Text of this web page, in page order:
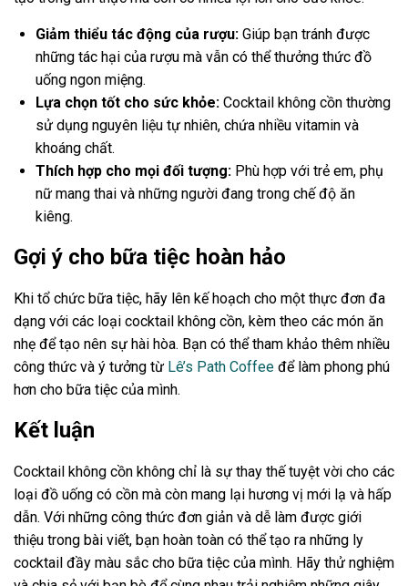
Giảm thiểu tác động của rượu: Giúp bạn tránh được
những tác hại của rượu mà vẫn có thể thưởng thức đồ
uống ngon miệng.
Lựa chọn tốt cho sức khỏe: Cocktail không cồn thường
sử dụng nguyên liệu tự nhiên, chứa nhiều vitamin và
khoáng chất.
Thích hợp cho mọi đối tượng: Phù hợp với trẻ em, phụ
nữ mang thai và những người đang trong chế độ ăn
kiêng.
Gợi ý cho bữa tiệc hoàn hảo
Khi tổ chức bữa tiệc, hãy lên kế hoạch cho một thực đơn đa
dạng với các loại cocktail không cồn, kèm theo các món ăn
nhẹ để tạo nên sự hài hòa. Bạn có thể tham khảo thêm nhiều
công thức và ý tưởng từ Lê’s Path Coffee để làm phong phú
hơn cho bữa tiệc của mình.
Kết luận
Cocktail không cồn không chỉ là sự thay thế tuyệt vời cho các
loại đồ uống có cồn mà còn mang lại hương vị mới lạ và hấp
dẫn. Với những công thức đơn giản và dễ làm được giới
thiệu trong bài viết, bạn hoàn toàn có thể tạo ra những ly
cocktail đầy màu sắc cho bữa tiệc của mình. Hãy thử nghiệm